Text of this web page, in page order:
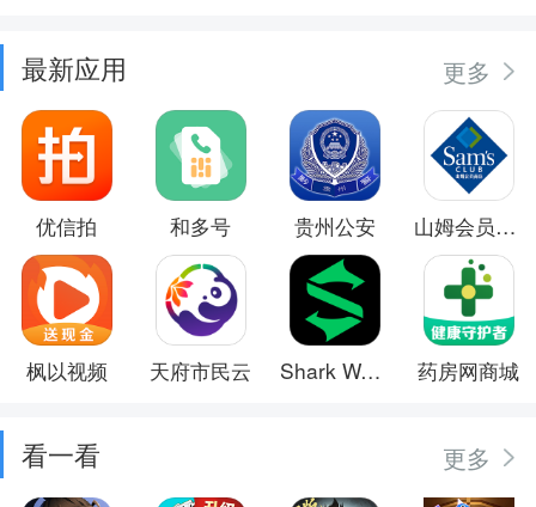
最新应用 更多
优信拍 和多号 贵州公安 山姆会员商店
枫以视频 天府市民云 Shark Wear 药房网商城
看一看 更多